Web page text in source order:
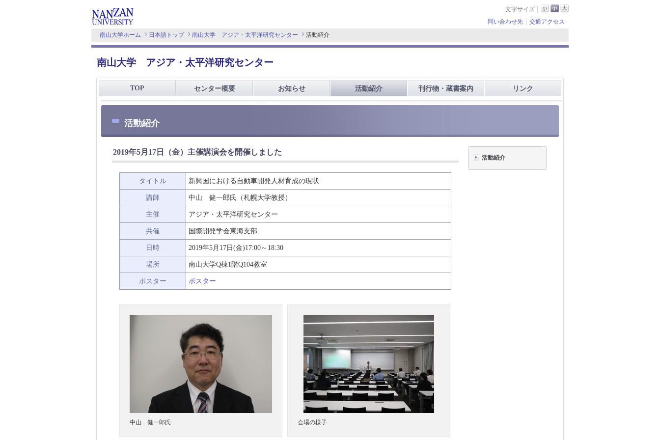
文字サイズ
問い合わせ先
交通アクセス
南山大学ホーム
日本語トップ 南山大学 アジア・太平洋研究センター 活動紹介
南山大学 アジア・太平洋研究センター
TOP センター概要 お知らせ 活動紹介 刊行物・蔵書案内 リンク
活動紹介
2019年5月17日（金）主催講演会を開催しました
タイトル 新興国における自動車開発人材育成の現状
講師 中山 健一郎氏（札幌大学教授）
主催 アジア・太平洋研究センター
共催 国際開発学会東海支部
日時 2019年5月17日(金)17:00～18:30
場所 南山大学Q棟1階Q104教室
ポスター ポスター
中山 健一郎氏 会場の様子
活動紹介